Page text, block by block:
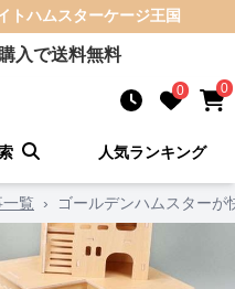
トハムスターケージ王国
入で送料無料
0 0
人気ランキング
覧 › ゴールデンハムスター